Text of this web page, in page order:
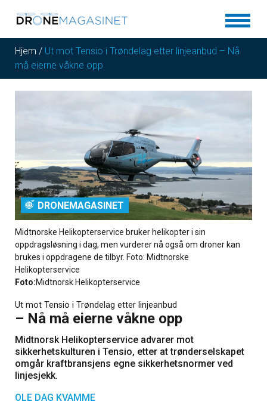
Hjem / Ut mot Tensio i Trøndelag etter linjeanbud – Nå
må eierne våkne opp
DRONEMAGASINET
Midtnorske Helikopterservice bruker helikopter i sin
oppdragsløsning i dag, men vurderer nå også om droner kan
brukes i oppdragene de tilbyr. Foto: Midtnorske
Helikopterservice
Foto:Midtnorsk Helikopterservice
Ut mot Tensio i Trøndelag etter linjeanbud
– Nå må eierne våkne opp
Midtnorsk Helikopterservice advarer mot
sikkerhetskulturen i Tensio, etter at trønderselskapet
omgår kraftbransjens egne sikkerhetsnormer ved
linjesjekk.
OLE DAG KVAMME